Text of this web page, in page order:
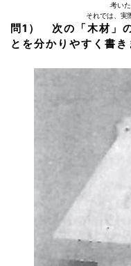
考い
それでは、実
問1） 次の「木材」
とを分かりやすく書き